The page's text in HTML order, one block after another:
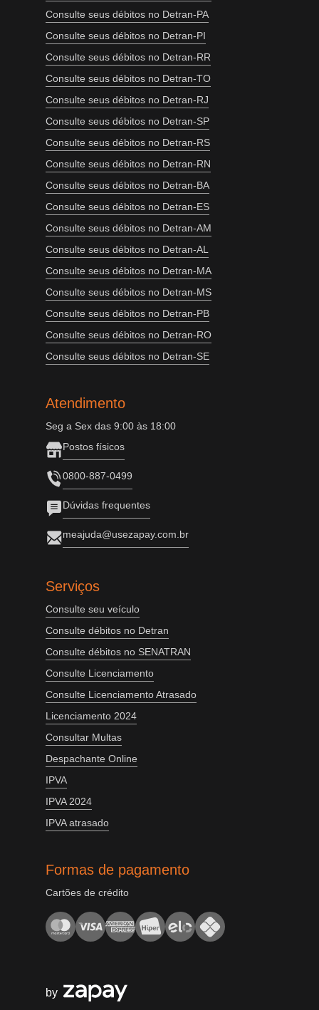
Consulte seus débitos no Detran-PA
Consulte seus débitos no Detran-PI
Consulte seus débitos no Detran-RR
Consulte seus débitos no Detran-TO
Consulte seus débitos no Detran-RJ
Consulte seus débitos no Detran-SP
Consulte seus débitos no Detran-RS
Consulte seus débitos no Detran-RN
Consulte seus débitos no Detran-BA
Consulte seus débitos no Detran-ES
Consulte seus débitos no Detran-AM
Consulte seus débitos no Detran-AL
Consulte seus débitos no Detran-MA
Consulte seus débitos no Detran-MS
Consulte seus débitos no Detran-PB
Consulte seus débitos no Detran-RO
Consulte seus débitos no Detran-SE
Atendimento
Seg a Sex das 9:00 às 18:00
Postos físicos
0800-887-0499
Dúvidas frequentes
meajuda@usezapay.com.br
Serviços
Consulte seu veículo
Consulte débitos no Detran
Consulte débitos no SENATRAN
Consulte Licenciamento
Consulte Licenciamento Atrasado
Licenciamento 2024
Consultar Multas
Despachante Online
IPVA
IPVA 2024
IPVA atrasado
Formas de pagamento
Cartões de crédito
by